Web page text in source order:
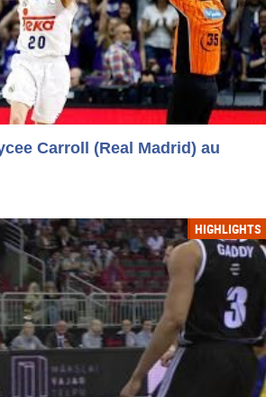
Carroll (Real Madrid) au
HIGHLIGHTS